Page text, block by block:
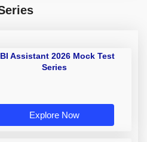
Assistant 2026 Mock Test
Series
Explore Now